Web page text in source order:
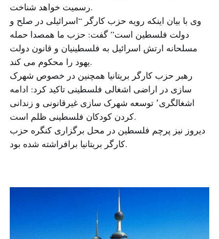
رسمیت خواهد شناخت.
وی با بیان اینکه رویه حزب کارگر “اسرائیلی در صلح و
دولت فلسطین است” گفت: حزب ما همصدا حمله
مسلحانه ارتش اسرائیل به فلسطینیان و قانون دولت
یهود را محکوم می کند.
رهبر حزب کارگر بریتانیا همچنین در خصوص شهرک
سازی در اراضی اشغالی فلسطینی تاکید کرد: ادامه
اشغالگری٬ توسعه شهرک سازی غیرقانونی و زندانی
کردن کودکان فلسطینی ظلم است.
دیروز نیز پرچم فلسطین در محل برگزاری کنگره حزب
کارگر بریتانیا برافراشته شده بود.